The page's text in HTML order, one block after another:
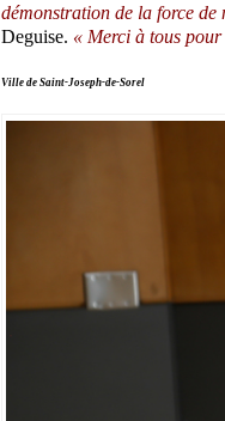
démonstration de la force de
Deguise. « Merci à tous pour
Ville de Saint-Joseph-de-Sorel